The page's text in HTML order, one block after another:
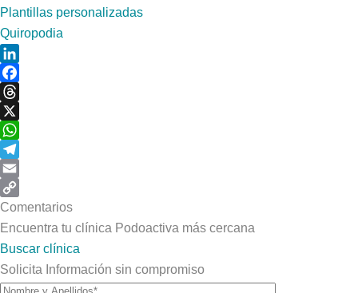
Plantillas personalizadas
Quiropodia
LinkedIn
Facebook
Threads
X
WhatsApp
Telegram
Email
Copy
Link
Comentarios
Encuentra tu clínica Podoactiva más cercana
Buscar clínica
Solicita Información sin compromiso